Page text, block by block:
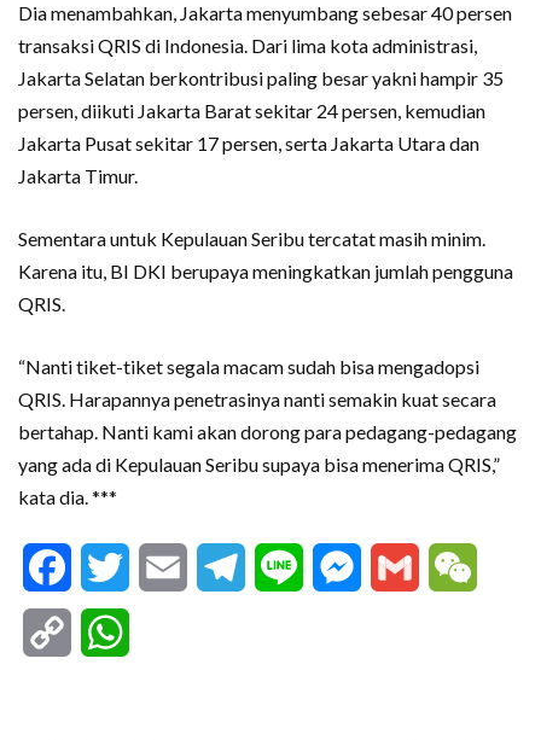
Dia menambahkan, Jakarta menyumbang sebesar 40 persen
transaksi QRIS di Indonesia. Dari lima kota administrasi,
Jakarta Selatan berkontribusi paling besar yakni hampir 35
persen, diikuti Jakarta Barat sekitar 24 persen, kemudian
Jakarta Pusat sekitar 17 persen, serta Jakarta Utara dan
Jakarta Timur.
Sementara untuk Kepulauan Seribu tercatat masih minim.
Karena itu, BI DKI berupaya meningkatkan jumlah pengguna
QRIS.
“Nanti tiket-tiket segala macam sudah bisa mengadopsi
QRIS. Harapannya penetrasinya nanti semakin kuat secara
bertahap. Nanti kami akan dorong para pedagang-pedagang
yang ada di Kepulauan Seribu supaya bisa menerima QRIS,”
kata dia. ***
FacebookTwitter Email Telegram
Line Messenger
Gmail
Copy